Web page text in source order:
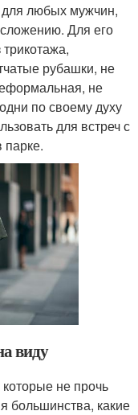
любых мужчин,
Для его
рубашки, не
не
по своему духу
для встреч с
парке.
виду
не прочь
большинства, какие